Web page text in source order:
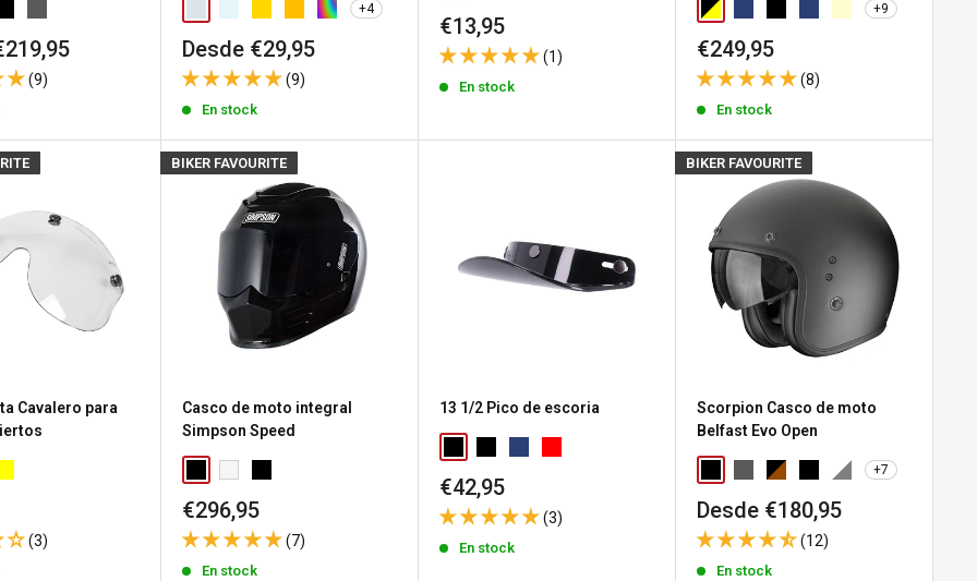
(9)
+4
Precio
de
venta
Desde €29,95
(9)
En stock
Precio
de
venta
€13,95
(1)
En stock
+9
Precio
de
venta
€249,95
(8)
En stock
Cavalero para
(3)
BIKER FAVOURITE
Casco de moto integral
Simpson Speed
Precio
de
venta
€296,95
(7)
En stock
13 1/2 Pico de escoria
Precio
de
venta
€42,95
(3)
En stock
BIKER FAVOURITE
Scorpion Casco de moto
Belfast Evo Open
+7
Precio
de
venta
Desde €180,95
(12)
En stock